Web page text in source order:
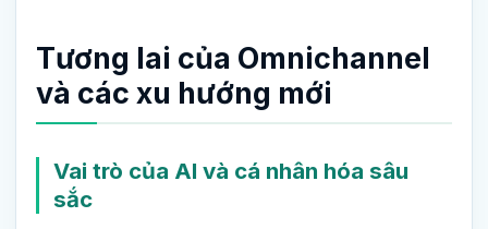
Tương lai của Omnichannel
và các xu hướng mới
Vai trò của AI và cá nhân hóa sâu
sắc